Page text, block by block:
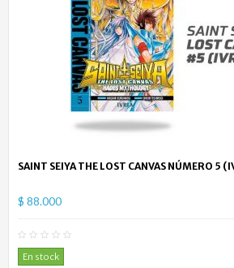
SAINT SEIYA THE LOST CANVAS NÚMERO 5
$ 88.000
En stock